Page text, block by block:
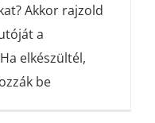
Akkor rajzold
a
elkészültél,
be